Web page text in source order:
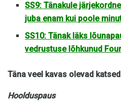
SS9: Tänakule
juba enam kui poole
SS10: Tänak läks
vedrustuse lõhkunud
Täna veel kavas olevad katsed
Hoolduspaus